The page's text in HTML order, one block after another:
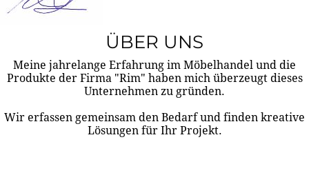
ÜBER UNS
Meine jahrelange Erfahrung im Möbelhandel und die
Produkte der Firma "Rim" haben mich überzeugt dieses
Unternehmen zu gründen.
Wir erfassen gemeinsam den Bedarf und finden kreative
Lösungen für Ihr Projekt.